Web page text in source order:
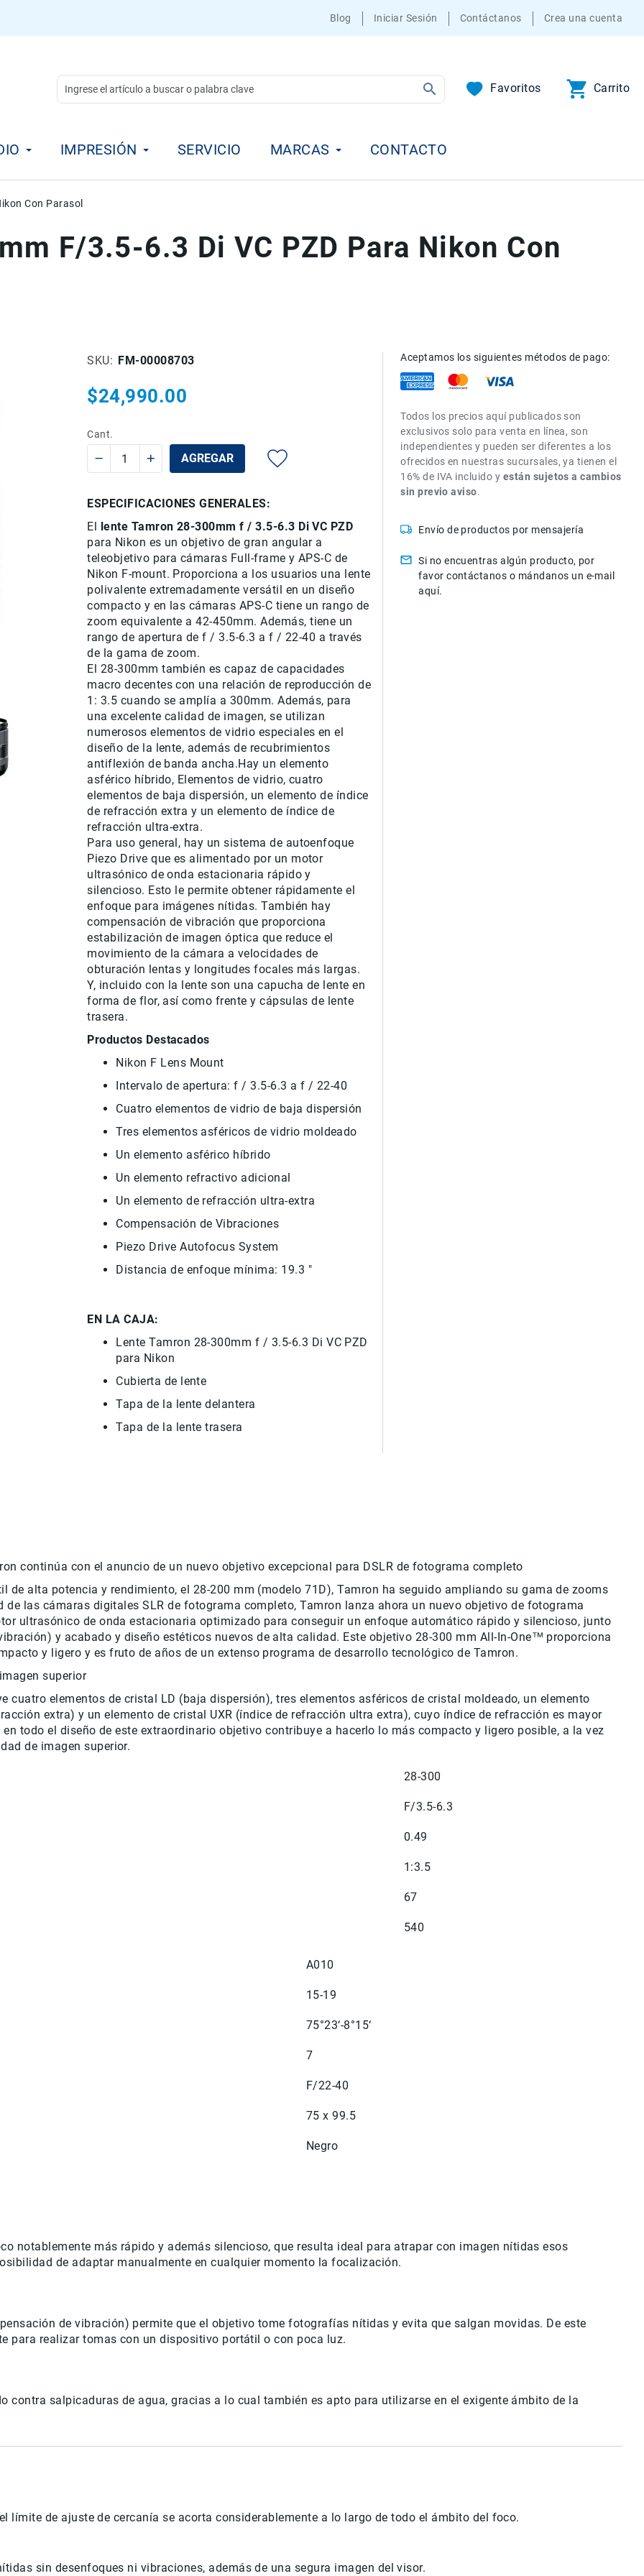
Blog Iniciar Sesión Contáctanos Crea una cuenta
Favoritos Carrito
IMPRESIÓN SERVICIO MARCAS CONTACTO
Con Parasol
F/3.5-6.3 Di VC PZD Para Nikon Con
SKU FM-00008703
Cant.
AGREGAR
$24,990.00
ESPECIFICACIONES GENERALES:
El lente Tamron 28-300mm f / 3.5-6.3 Di VC PZD
para Nikon es un objetivo de gran angular a
teleobjetivo para cámaras Full-frame y APS-C de
Nikon F-mount. Proporciona a los usuarios una lente
polivalente extremadamente versátil en un diseño
compacto y en las cámaras APS-C tiene un rango de
zoom equivalente a 42-450mm.Además, tiene un
rango de apertura de f / 3.5-6.3 a f / 22-40 a través
de la gama de zoom.
El 28-300mm también es capaz de capacidades
macro decentes con una relación de reproducción de
1: 3.5 cuando se amplía a 300mm.Además, para
una excelente calidad de imagen, se utilizan
numerosos elementos de vidrio especiales en el
diseño de la lente, además de recubrimientos
antiflexión de banda ancha.Hay un elemento
asférico híbrido, Elementos de vidrio, cuatro
elementos de baja dispersión, un elemento de índice
de refracción extra y un elemento de índice de
refracción ultra-extra.
Para uso general, hay un sistema de autoenfoque
Piezo Drive que es alimentado por un motor
ultrasónico de onda estacionaria rápido y
silencioso. Esto le permite obtener rápidamente el
enfoque para imágenes nítidas.También hay
compensación de vibración que proporciona
estabilización de imagen óptica que reduce el
movimiento de la cámara a velocidades de
obturación lentas y longitudes focales más largas.
Y, incluido con la lente son una capucha de lente en
forma de flor, así como frente y cápsulas de lente
trasera.
Productos Destacados
Nikon F Lens Mount
Intervalo de apertura: f / 3.5-6.3 a f / 22-40
Cuatro elementos de vidrio de baja dispersión
Tres elementos asféricos de vidrio moldeado
Un elemento asférico híbrido
Un elemento refractivo adicional
Un elemento de refracción ultra-extra
Compensación de Vibraciones
Piezo Drive Autofocus System
Distancia de enfoque mínima: 19.3 "
EN LA CAJA:
Lente Tamron 28-300mm f / 3.5-6.3 Di VC PZD
para Nikon
Cubierta de lente
Tapa de la lente delantera
Tapa de la lente trasera
Aceptamos los siguientes métodos de pago:
Todos los precios aquí publicados son
exclusivos solo para venta en línea, son
independientes y pueden ser diferentes a los
ofrecidos en nuestras sucursales, ya tienen el
16% de IVA incluido y están sujetos a cambios
sin previo aviso.
Envío de productos por mensajería
Si no encuentras algún producto, por
favor contáctanos o mándanos un e-mail
aquí.
continúa con el anuncio de un nuevo objetivo excepcional para DSLR de fotograma completo
de alta potencia y rendimiento, el 28-200 mm (modelo 71D), Tamron ha seguido ampliando su gama de zooms
las cámaras digitales SLR de fotograma completo, Tamron lanza ahora un nuevo objetivo de fotograma
ultrasónico de onda estacionaria optimizado para conseguir un enfoque automático rápido y silencioso, junto
y acabado y diseño estéticos nuevos de alta calidad. Este objetivo 28-300 mm All-In-One™ proporciona
y ligero y es fruto de años de un extenso programa de desarrollo tecnológico de Tamron.
superior
cuatro elementos de cristal LD (baja dispersión), tres elementos asféricos de cristal moldeado, un elemento
extra) y un elemento de cristal UXR (índice de refracción ultra extra), cuyo índice de refracción es mayor
todo el diseño de este extraordinario objetivo contribuye a hacerlo lo más compacto y ligero posible, a la vez
de imagen superior.
28-300
F/3.5-6.3
0.49
1:3.5
67
540
A010
15-19
75°23‘-8°15‘
7
F/22-40
75 x 99.5
Negro
notablemente más rápido y además silencioso, que resulta ideal para atrapar con imagen nítidas esos
de adaptar manualmente en cualquier momento la focalización.
de vibración) permite que el objetivo tome fotografías nítidas y evita que salgan movidas. De este
para realizar tomas con un dispositivo portátil o con poca luz.
contra salpicaduras de agua, gracias a lo cual también es apto para utilizarse en el exigente ámbito de la
de ajuste de cercanía se acorta considerablemente a lo largo de todo el ámbito del foco.
sin desenfoques ni vibraciones, además de una segura imagen del visor.